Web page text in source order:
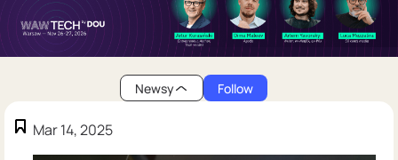
Newsy Follow
Mar 14, 2025